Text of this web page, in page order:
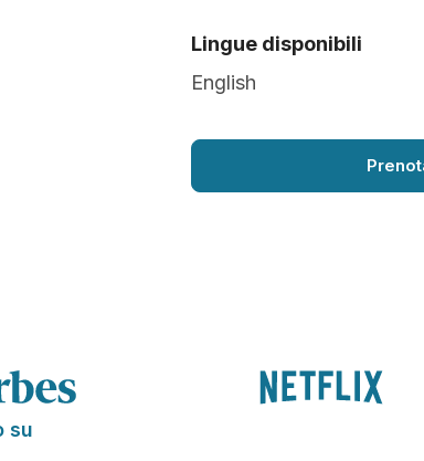
Lingue disponibili
English
su